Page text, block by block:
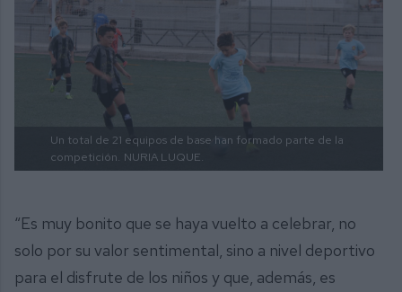
Un total de 21 equipos de base han formado parte de la
competición. NURIA LUQUE.
“Es muy bonito que se haya vuelto a celebrar, no
solo por su valor sentimental, sino a nivel deportivo
para el disfrute de los niños y que, además, es